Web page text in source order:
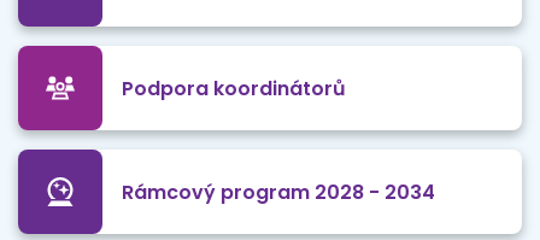
Podpora koordinátorů
Rámcový program 2028 - 2034